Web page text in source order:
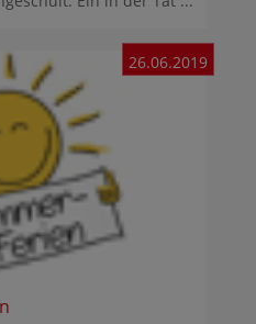
26.06.2019